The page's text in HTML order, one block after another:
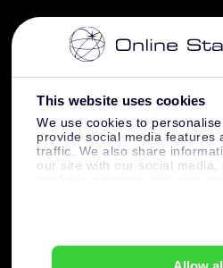
This website uses cookies
We use cookies to
provide social media features
traffic. We also share
our site with our social media,
information that you’ve